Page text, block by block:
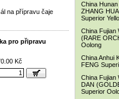
na přípravu čaje
pro připravu
Kč
China
ZHANG
Superior
China Fujian
(RARE
Oolong
China Anhui
FENG
China Fujian
DAN
Superior